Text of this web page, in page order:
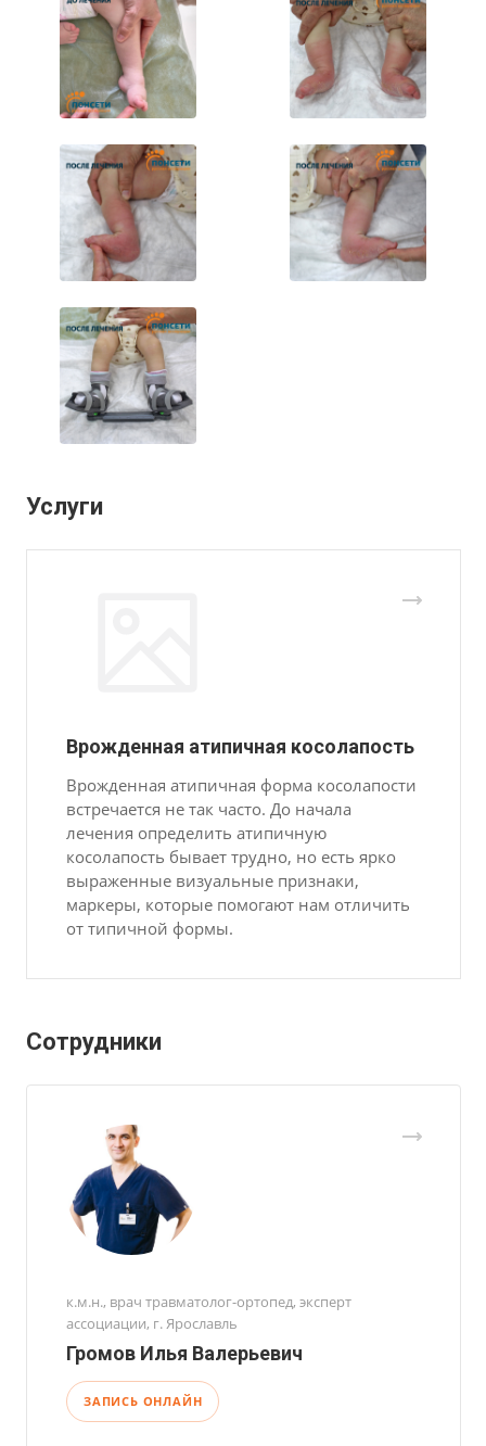
Услуги
Врожденная атипичная косолапость
Врожденная атипичная форма косолапости
встречается не так часто. До начала
лечения определить атипичную
косолапость бывает трудно, но есть ярко
выраженные визуальные признаки,
маркеры, которые помогают нам отличить
от типичной формы.
Сотрудники
к.м.н., врач травматолог-ортопед, эксперт
ассоциации, г. Ярославль
Громов Илья Валерьевич
ЗАПИСЬ ОНЛАЙН